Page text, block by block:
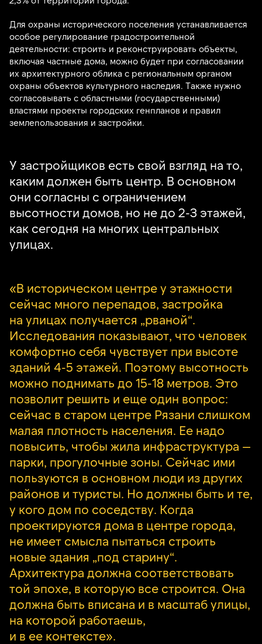
Для охраны исторического поселения устанавливается
особое регулирование градостроительной
деятельности: строить и реконструировать объекты,
включая частные дома, можно будет при согласовании
их архитектурного облика с региональным органом
охраны объектов культурного наследия. Также нужно
согласовывать с областными (государственными)
властями проекты городских генпланов и правил
землепользования и застройки.
У застройщиков есть свой взгляд на то,
каким должен быть центр. В основном
они согласны с ограничением
высотности домов, но не до 2-3 этажей,
как сегодня на многих центральных
улицах.
«В историческом центре у этажности
сейчас много перепадов, застройка
на улицах получается „рваной“.
Исследования показывают, что человек
комфортно себя чувствует при высоте
зданий 4-5 этажей. Поэтому высотность
можно поднимать до 15-18 метров. Это
позволит решить и еще один вопрос:
сейчас в старом центре Рязани слишком
малая плотность населения. Ее надо
повысить, чтобы жила инфраструктура —
парки, прогулочные зоны. Сейчас ими
пользуются в основном люди из других
районов и туристы. Но должны быть и те,
у кого дом по соседству. Когда
проектируются дома в центре города,
не имеет смысла пытаться строить
новые здания „под старину“.
Архитектура должна соответствовать
той эпохе, в которую все строится. Она
должна быть вписана и в масштаб улицы,
на которой работаешь,
и в ее контексте».